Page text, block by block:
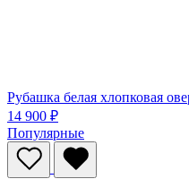
Рубашка белая хлопковая
14 900 ₽
Популярные